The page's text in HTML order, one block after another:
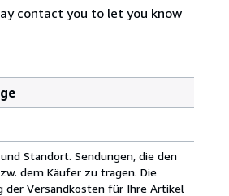
contact you to let you know
Standort. Sendungen, die den
dem Käufer zu tragen. Die
der Versandkosten für Ihre Artikel